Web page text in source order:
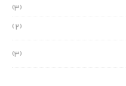
(3)
(2)
(3)